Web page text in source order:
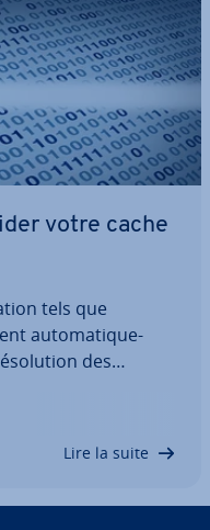
votre cache
tels que
au­to­ma­ti­que­
des
de ce cache est
Lire la suite